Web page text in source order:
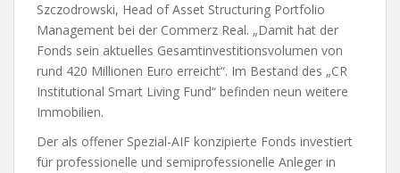
Szczodrowski, Head of Asset Structuring Portfolio
Management bei der Commerz Real. „Damit hat der
Fonds sein aktuelles Gesamtinvestitionsvolumen von
rund 420 Millionen Euro erreicht“. Im Bestand des „CR
Institutional Smart Living Fund“ befinden neun weitere
Immobilien.
Der als offener Spezial-AIF konzipierte Fonds investiert
für professionelle und semiprofessionelle Anleger in